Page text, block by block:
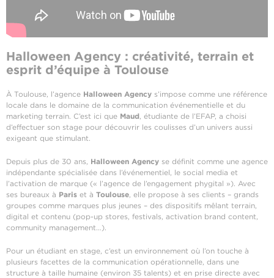
Halloween Agency : créativité, terrain et
esprit d’équipe à Toulouse
À Toulouse, l’agence Halloween Agency s’impose comme une référence
locale dans le domaine de la communication événementielle et du
marketing terrain. C’est ici que Maud, étudiante de l’EFAP, a choisi
d’effectuer son stage pour découvrir les coulisses d’un univers aussi
exigeant que stimulant.
Depuis plus de 30 ans, Halloween Agency se définit comme une agence
indépendante spécialisée dans l’événementiel, le social media et
l’activation de marque (« l’agence de l’engagement phygital »). Avec
ses bureaux à Paris et à Toulouse, elle propose à ses clients – grands
groupes comme marques plus jeunes – des dispositifs mêlant terrain,
digital et contenu (pop-up stores, festivals, activation brand content,
community management…).
Pour un étudiant en stage, c’est un environnement où l’on touche à
plusieurs facettes de la communication opérationnelle, dans une
structure à taille humaine (environ 35 talents) et en prise directe avec